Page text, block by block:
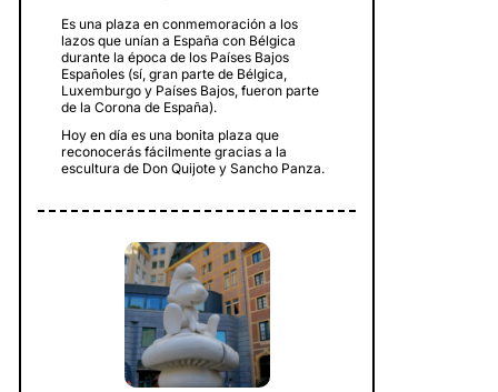
Es una plaza en conmemoración a los
lazos que unían a España con Bélgica
durante la época de los Países Bajos
Españoles (sí, gran parte de Bélgica,
Luxemburgo y Países Bajos, fueron parte
de la Corona de España).
Hoy en día es una bonita plaza que
reconocerás fácilmente gracias a la
escultura de Don Quijote y Sancho Panza.